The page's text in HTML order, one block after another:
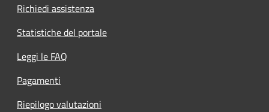
Richiedi assistenza
Statistiche del portale
Leggi le FAQ
Pagamenti
Riepilogo valutazioni